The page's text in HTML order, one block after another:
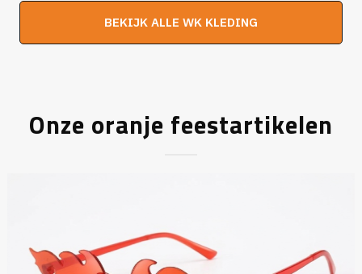
BEKIJK ALLE WK KLEDING
Onze oranje feestartikelen